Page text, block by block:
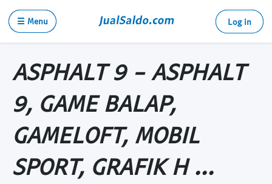
☰ Menu Log in
ASPHALT 9 - ASPHALT
9, GAME BALAP,
GAMELOFT, MOBIL
SPORT, GRAFIK H ...